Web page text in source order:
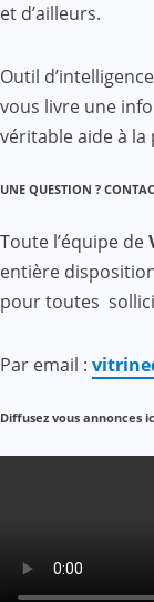
et d’ailleurs.
Outil
vous livre une
véritable aide à la
UNE QUESTION ?
Toute l’équipe de
entière
pour toutes
Par email :
Diffusez vous annonces